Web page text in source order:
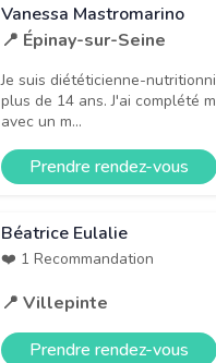
Vanessa Mastromarino
📍 Épinay-sur-Seine
Je suis diététicienne-
plus de 14 ans. J'ai complété
avec un m...
Prendre rendez-vous
Béatrice Eulalie
❤️ 1 Recommandation
📍 Villepinte
Prendre rendez-vous